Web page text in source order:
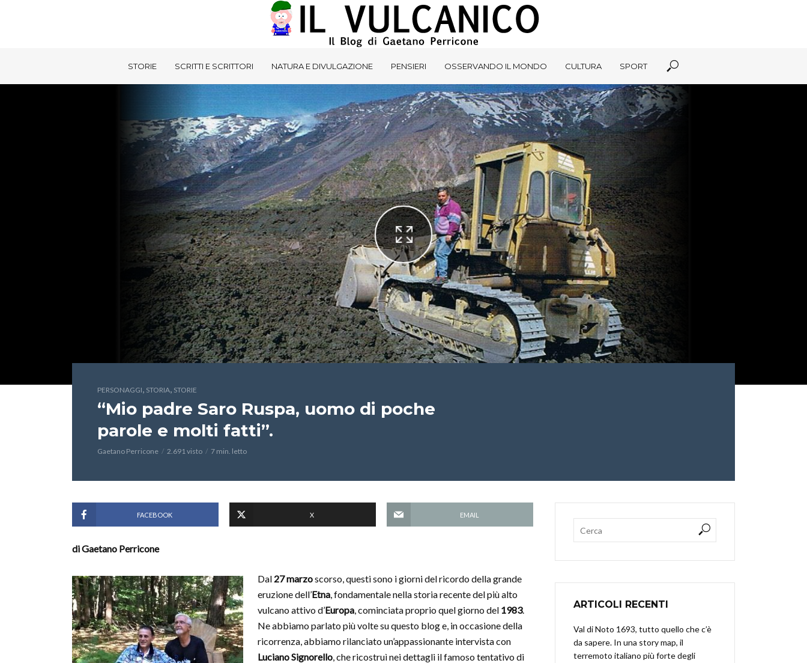
STORIE SCRITTI E SCRITTORI NATURA E DIVULGAZIONE PENSIERI OSSERVANDO IL MONDO CULTURA SPORT
PERSONAGGI, STORIA, STORIE
“Mio padre Saro Ruspa, uomo di poche
parole e molti fatti”.
Gaetano Perricone 2.691 visto 7 min. letto
FACEBOOK X EMAIL
di Gaetano Perricone
Dal 27 marzoscorso, questi sono i giorni del ricordo della grande
eruzione dell’Etna, fondamentale nella storia recente del più alto
vulcano attivo d’Europa, cominciata proprio quel giorno del 1983.
Ne abbiamo parlato più volte su questo blog e, in occasione della
ricorrenza, abbiamo rilanciato un’appassionante intervista con
Luciano Signorello, che ricostruì nei dettagli il famoso tentativo di
ARTICOLI RECENTI
Val di Noto 1693, tutto quello che c’è
da sapere. In una story map, il
terremoto italiano più forte degli